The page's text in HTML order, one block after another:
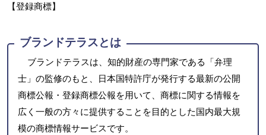
【登録商標】
ブランドテラスとは
ブランドテラスは、知的財産の専門家である「弁理
士」の監修のもと、日本国特許庁が発行する最新の公開
商標公報・登録商標公報を用いて、商標に関する情報を
広く一般の方々に提供することを目的とした国内最大規
模の商標情報サービスです。